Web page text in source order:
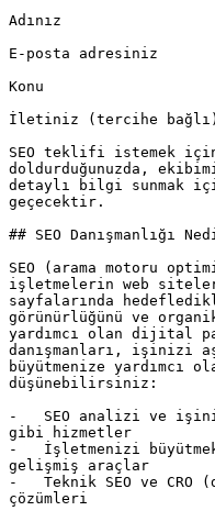
Adınız
E-posta adresiniz
Konu
İletiniz (tercihe
SEO teklifi istemek
doldurduğunuzda,
detaylı bilgi sunmak
geçecektir.
## SEO Danışmanlığı
SEO (arama motoru
işletmelerin web
sayfalarında
görünürlüğünü ve
yardımcı olan dijital
danışmanları, işinizi
büyütmenize yardımcı
düşünebilirsiniz:
-   SEO analizi ve
gibi hizmetler
-   İşletmenizi
gelişmiş araçlar
-   Teknik SEO ve CRO
çözümleri